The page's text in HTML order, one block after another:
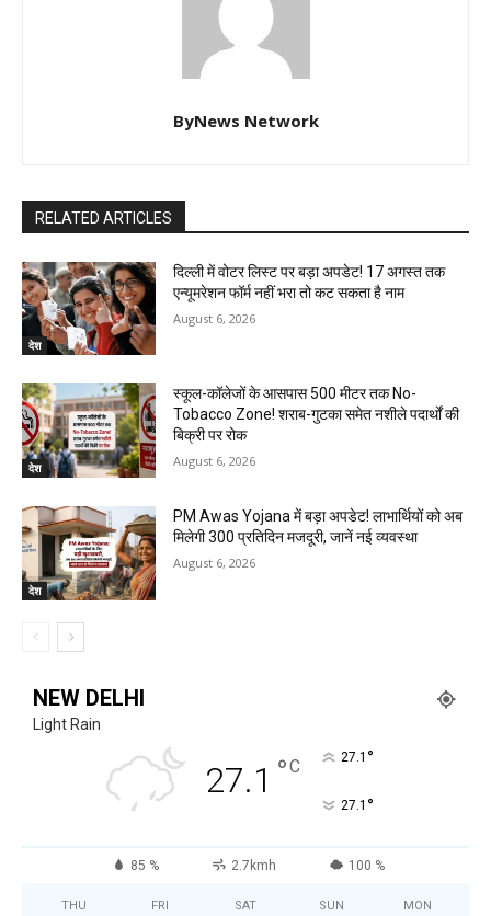
ByNews Network
RELATED ARTICLES
देश
दिल्ली में वोटर लिस्ट पर बड़ा अपडेट! 17 अगस्त तक
एन्यूमरेशन फॉर्म नहीं भरा तो कट सकता है नाम
August 6, 2026
देश
स्कूल-कॉलेजों के आसपास 500 मीटर तक No-
Tobacco Zone! शराब-गुटका समेत नशीले पदार्थों की
बिक्री पर रोक
August 6, 2026
देश
PM Awas Yojana में बड़ा अपडेट! लाभार्थियों को अब
मिलेगी ₹300 प्रतिदिन मजदूरी, जानें नई व्यवस्था
August 6, 2026
NEW DELHI
Light Rain
27.1 °C 27.1 °
27.1 °
85 % 2.7kmh 100 %
THU FRI SAT SUN MON